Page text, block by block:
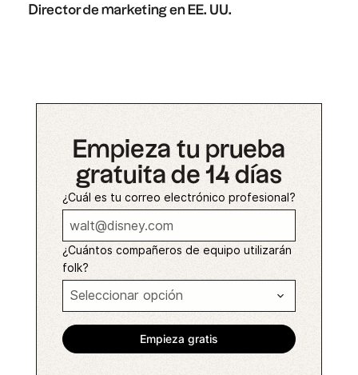
Director de marketing en EE. UU.
Empieza tu prueba
gratuita de 14 días
¿Cuál es tu correo electrónico profesional?
¿Cuántos compañeros de equipo utilizarán
folk?